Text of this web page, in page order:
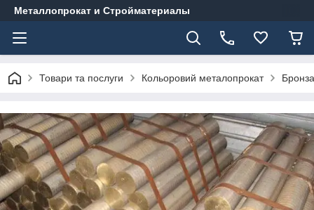
Металлопрокат и Стройматериалы
Товари та послуги Кольоровий металопрокат Бронза